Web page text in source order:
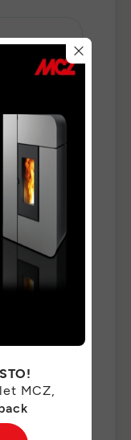
GROUP
e, previo suo
MCZ,